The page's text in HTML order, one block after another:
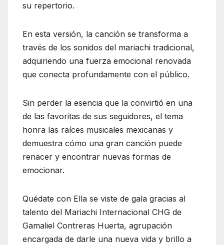
su repertorio.
En esta versión, la canción se transforma a
través de los sonidos del mariachi tradicional,
adquiriendo una fuerza emocional renovada
que conecta profundamente con el público.
Sin perder la esencia que la convirtió en una
de las favoritas de sus seguidores, el tema
honra las raíces musicales mexicanas y
demuestra cómo una gran canción puede
renacer y encontrar nuevas formas de
emocionar.
Quédate con Ella se viste de gala gracias al
talento del Mariachi Internacional CHG de
Gamaliel Contreras Huerta, agrupación
encargada de darle una nueva vida y brillo a